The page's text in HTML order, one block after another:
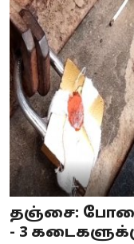
Special Story
Business
Crime
Tamilnadu
National
World
Astrology
தஞ்சை:
- 3